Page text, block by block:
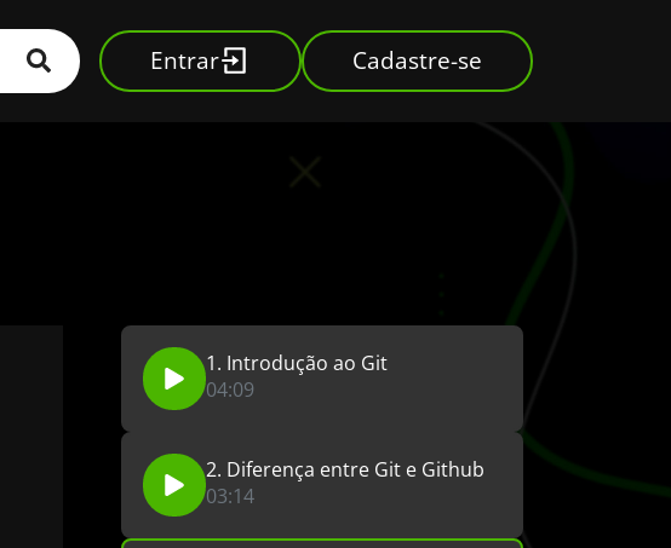
Entrar Cadastre-se
1. Introdução ao Git
04:09
2. Diferença entre Git e Github
03:14